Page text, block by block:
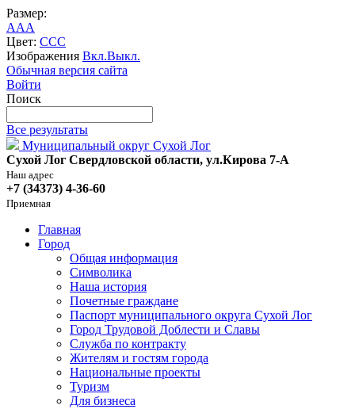
Размер:
AAA
Цвет: CCC
Изображения Вкл.Выкл.
Обычная версия сайта
Войти
Поиск
Все результаты
Муниципальный округ Сухой Лог
Сухой Лог Свердловской области, ул.Кирова 7-А
Наш адрес
+7 (34373) 4-36-60
Приемная
Главная
Город
Общая информация
Символика
Наша история
Почетные граждане
Паспорт муниципального округа Сухой Лог
Город Трудовой Доблести и Славы
Служба по контракту
Жителям и гостям города
Национальные проекты
Туризм
Для бизнеса